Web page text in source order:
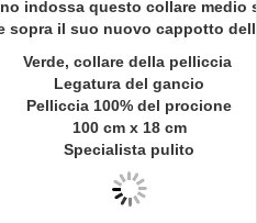
indossa questo collare
sopra il suo nuovo cappotto
Verde, collare della pelliccia
Legatura del gancio
Pelliccia 100% del procione
100 cm x 18 cm
Specialista pulito